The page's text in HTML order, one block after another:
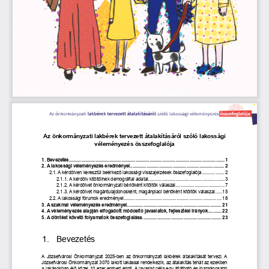
Az önkormányzati lakbérek tervezett átalakításáról szóló lakossági
véleményezés összefoglalója
1. Bevezetés
1
2. A lakossági véleményezés eredményei
2
2.1. A kérdőíven keresztül beérkező lakossági visszajelzések összefoglalója
2
2.1.1. A kérdőív kitöltőinek demográfiai adatai............................................................. 3
2.1.2. A kérdőívet önkormányzati bérlőként kitöltők válaszai
7
2.1.3. A kérdőívet magántulajdonosként, magánpiaci bérlőként kitöltők válaszai......
15
2.2. A lakossági fórumok eredményei..............................................................................
18
3. A szakmai véleményezés eredményei
21
4. A véleményezés alapján elfogadott módosító javaslatok, fejlesztési irányok
22
5. A döntést követő folyamatok összefoglalása 23
1. Bevezetés
A Józsefvárosi Önkormányzat 2025-ben az önkormányzati lakbérek átalakítását tervezi. A
Józsefvárosi Önkormányzat 3070 lakott lakással rendelkezik, az átalakítás tehát az ezekben